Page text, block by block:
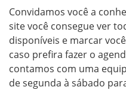
Convidamos você a
site você consegue ver
disponíveis e marcar
caso prefira fazer o
contamos com uma
de segunda à sábado